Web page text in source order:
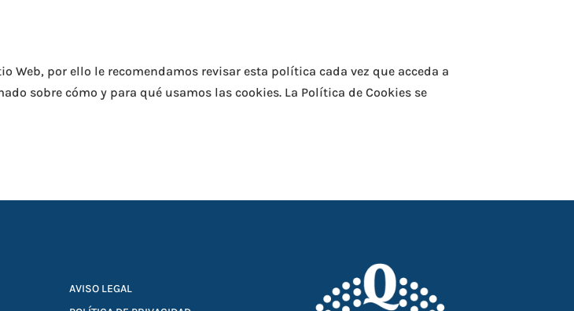
Web, por ello le recomendamos revisar esta política cada vez que acceda a
sobre cómo y para qué usamos las cookies. La Política de Cookies se
AVISO LEGAL